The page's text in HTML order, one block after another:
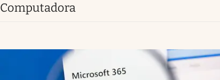
computadora